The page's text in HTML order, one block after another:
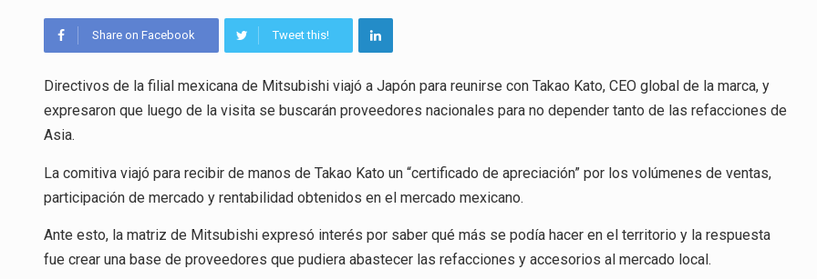
La Cámara Minera de México (Camimex) proyecta una inversión total de 6,402.2 millones de
El secretario de Economía de México, Marcelo Ebrard Casaubon, sostuvo una reunión de trabajo
El gobierno federal creó mediante decreto la Oficina Presidencial para la Promoción de
MEXICANOS
DE
AUTOPARTES
Share on Facebook Tweet this!
Directivos de la filial mexicana de Mitsubishi viajó a Japón para reunirse con Takao Kato, CEO global de la marca, y
expresaron que luego de la visita se buscarán proveedores nacionales para no depender tanto de las refacciones de
Asia.
La comitiva viajó para recibir de manos de Takao Kato un “certificado de apreciación” por los volúmenes de ventas,
participación de mercado y rentabilidad obtenidos en el mercado mexicano.
Ante esto, la matriz de Mitsubishi expresó interés por saber qué más se podía hacer en el territorio y la respuesta
fue crear una base de proveedores que pudiera abastecer las refacciones y accesorios al mercado local.